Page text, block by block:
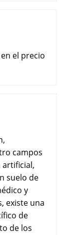
el precio
campos
artificial,
suelo de
y
existe una
de
de los